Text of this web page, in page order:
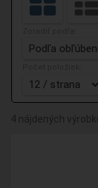
4 nájdených